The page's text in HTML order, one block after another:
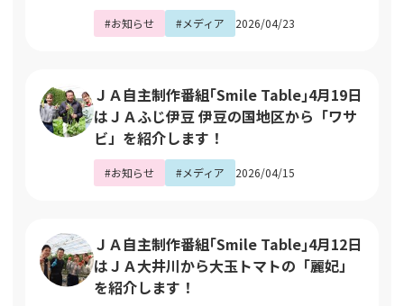
#お知らせ #メディア 2026/04/23
ＪＡ自主制作番組｢Smile Table｣4月19日
はＪＡふじ伊豆 伊豆の国地区から「ワサ
ビ」を紹介します！
#お知らせ #メディア 2026/04/15
ＪＡ自主制作番組｢Smile Table｣4月12日
はＪＡ大井川から大玉トマトの「麗妃」
を紹介します！